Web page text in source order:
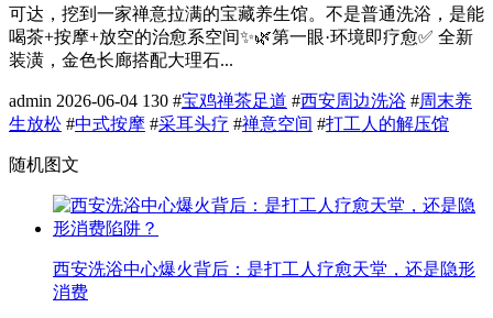
可达，挖到一家禅意拉满的宝藏养生馆。不是普通洗浴，是能
喝茶+按摩+放空的治愈系空间✨🌿第一眼·环境即疗愈✅ 全新
装潢，金色长廊搭配大理石...
admin 2026-06-04 130 #宝鸡禅茶足道 #西安周边洗浴 #周末养
生放松 #中式按摩 #采耳头疗 #禅意空间 #打工人的解压馆
随机图文
西安洗浴中心爆火背后：是打工人疗愈天堂，还是隐形
消费